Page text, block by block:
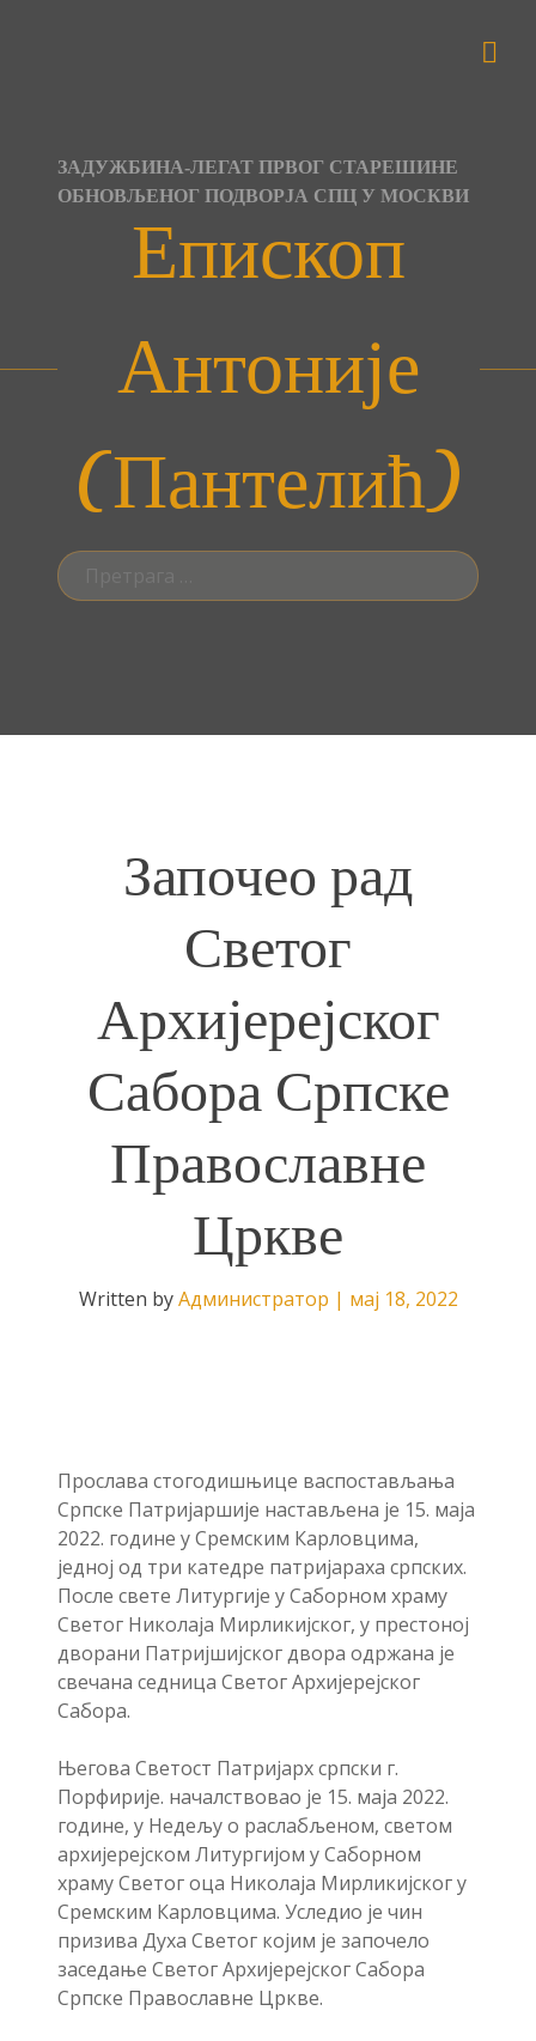
ЗАДУЖБИНА-ЛЕГАТ ПРВОГ СТАРЕШИНЕ
ОБНОВЉЕНОГ ПОДВОРЈА СПЦ У МОСКВИ
Епископ
Антоније
(Пантелић)
Претрага
за:
Започео рад
Светог
Архијерејског
Сабора Српске
Православне
Цркве
Written byАдминистратор | мај 18, 2022
Прослава стогодишњице васпостављања
Српске Патријаршије настављена је 15. маја
2022. године у Сремским Карловцима,
једној од три катедре патријараха српских.
После свете Литургије у Саборном храму
Светог Николаја Мирликијског, у престоној
дворани Патријшијског двора одржана је
свечана седница Светог Архијерејског
Сабора.
Његова Светост Патријарх српски г.
Порфирије. началствовао је 15. маја 2022.
године, у Недељу о раслабљеном, светом
архијерејском Литургијом у Саборном
храму Светог оца Николаја Мирликијског у
Сремским Карловцима. Уследио је чин
призива Духа Светог којим је започело
заседање Светог Архијерејског Сабора
Српске Православне Цркве.